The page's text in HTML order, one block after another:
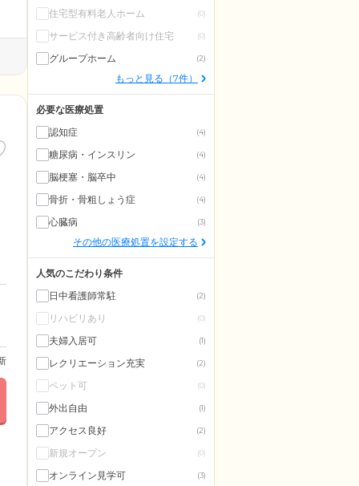
住宅型有料老人ホーム (0)
サービス付き高齢者向け住宅 (0)
グループホーム (2)
もっと見る（7件）
必要な医療処置
認知症
(4)
糖尿病・インスリン (4)
脳梗塞・脳卒中 (4)
骨折・骨粗しょう症 (4)
心臓病 (3)
その他の医療処置を設定する
人気のこだわり条件
日中看護師常駐
(2)
リハビリあり (0)
夫婦入居可 (1)
レクリエーション充実 (2)
ペット可 (0)
外出自由 (1)
アクセス良好 (2)
新規オープン (0)
オンライン見学可 (3)